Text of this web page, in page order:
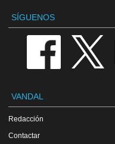
SÍGUENOS
VANDAL
Redacción
Contactar